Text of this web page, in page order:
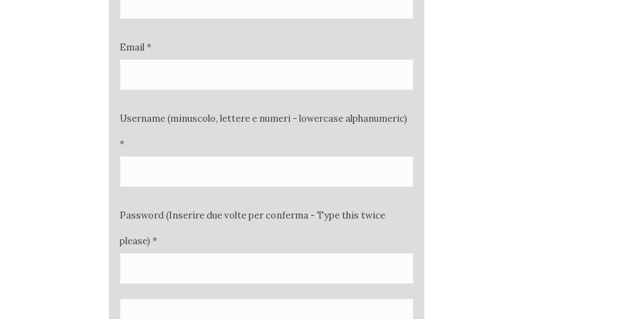
Email *
Username (minuscolo, lettere e numeri - lowercase alphanumeric)
*
Password (Inserire due volte per conferma - Type this twice
please) *